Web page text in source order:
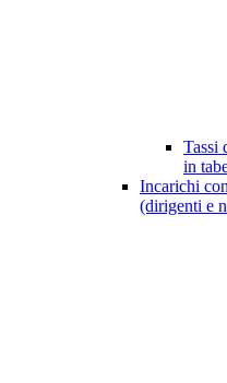
Tassi
in
Incarichi
(dirigenti e